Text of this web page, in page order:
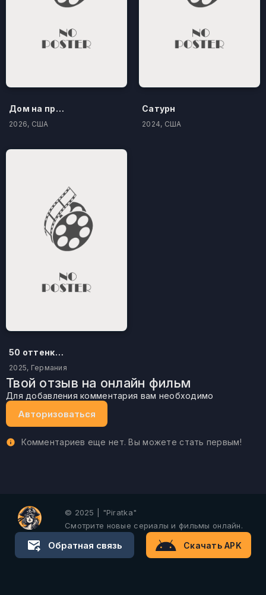
Дом на проклятом холме
2026, США
Сатурн
2024, США
50 оттенков бестселлера
2025, Германия
Твой отзыв на онлайн фильм
Для добавления комментария вам необходимо
Авторизоваться
Комментариев еще нет. Вы можете стать первым!
© 2025 | "Piratka"
Смотрите новые сериалы и фильмы онлайн.
Обратная связь Скачать APK